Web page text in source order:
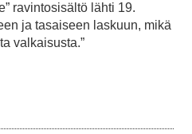
ravintosisältö lähti 19.
ja tasaiseen laskuun, mikä
valkaisusta.”